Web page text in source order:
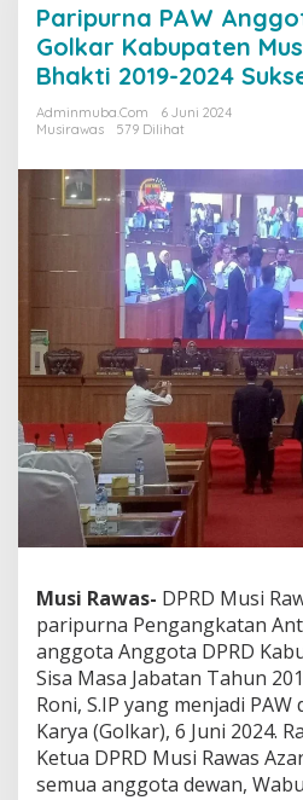
r
i
p
u
r
P
A
W
A
n
g
o
t
a
D
R
D
F
G
o
l
k
a
r
K
a
b
Paripurna PAW
Golkar Kabupaten
Bhakti 2019-2024
Adminmuba.com
6 Juni 2024
Musirawas
579 Dilihat
Musi Rawas- DPRD Musi
paripurna Pengangkatan
anggota Anggota DPRD
Sisa Masa Jabatan Tahun
Roni, S.IP yang menjadi
Karya (Golkar), 6 Juni 2024.
Ketua DPRD Musi Rawas
semua anggota dewan,